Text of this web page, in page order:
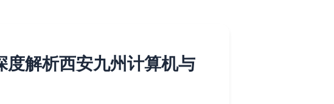
解析西安九州计算机与